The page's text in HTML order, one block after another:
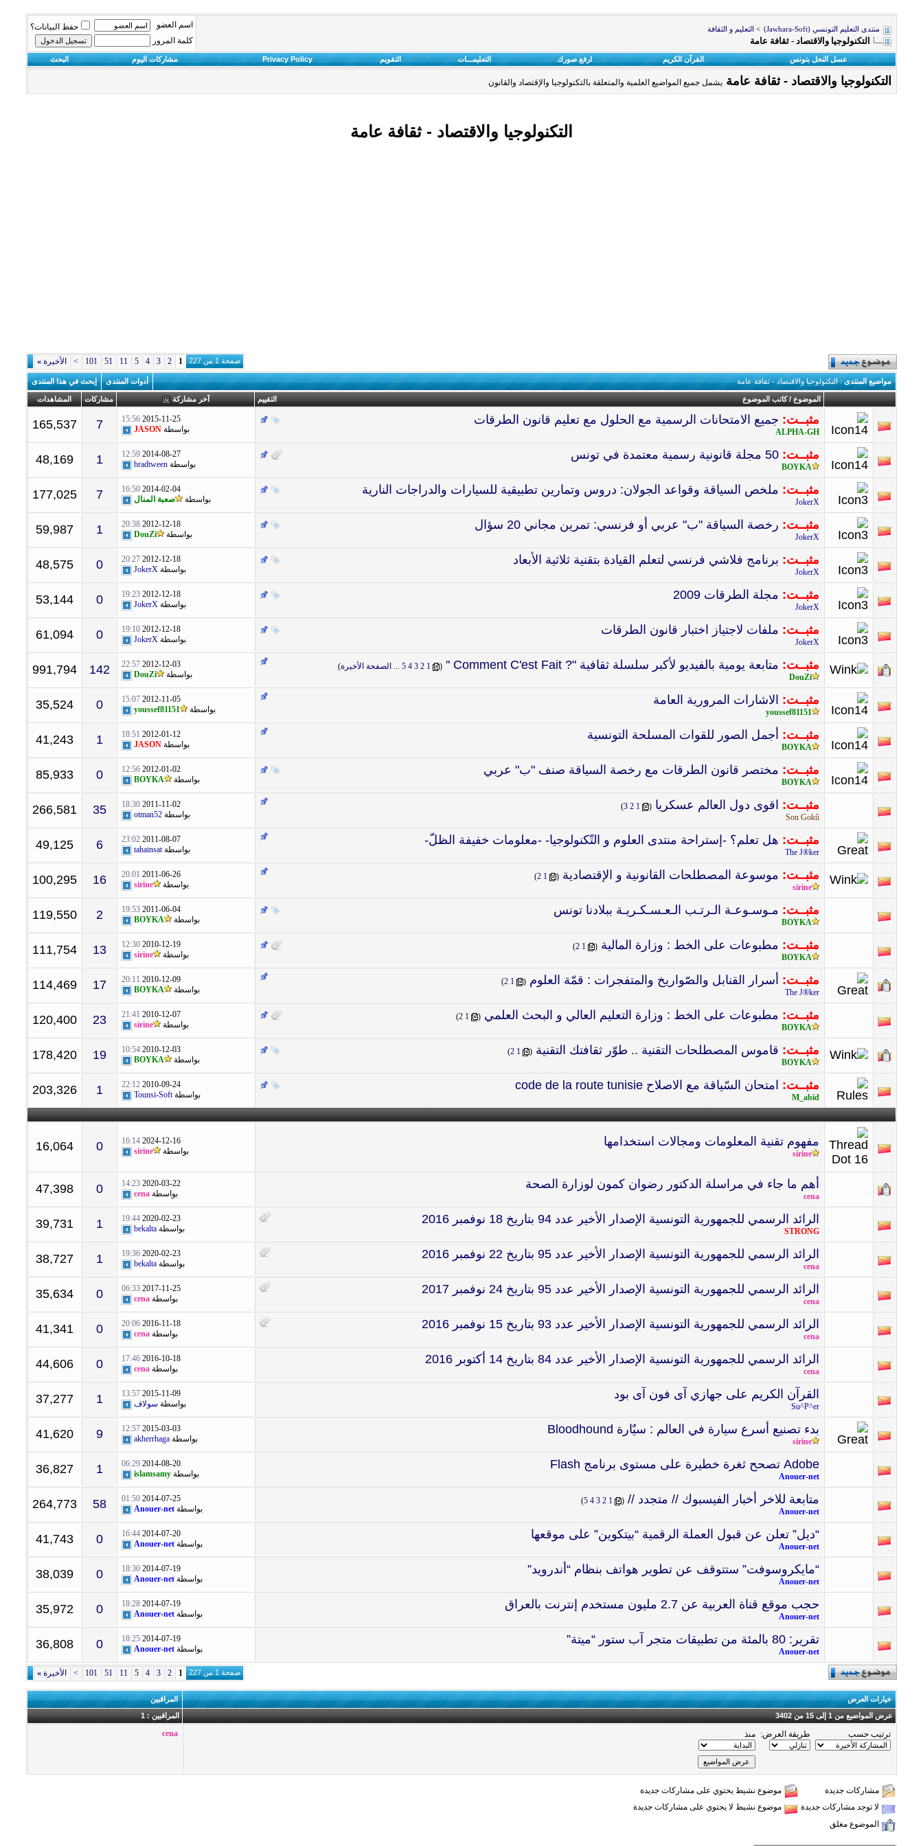
منتدى التعليم التونسي (Jawhara-Soft) > التعليم و الثقافة
التكنولوجيا والاقتصاد - ثقافة عامة
اسم العضو
حفظ البيانات؟
كلمة المرور
عسل النحل بتونس القرآن الكريم ارفع صورك التعليمـــات التقويم Privacy Policy مشاركات اليوم البحث
التكنولوجيا والاقتصاد - ثقافة عامة يشمل جميع المواضيع العلمية والمتعلقة بالتكنولوجيا والإقتصاد والقانون
التكنولوجيا والاقتصاد - ثقافة عامة
صفحة 1 من 227 1
2
3
4
5
11
51
101
> الأخيرة »
مواضيع المنتدى: التكنولوجيا والاقتصاد - ثقافة عامة أدوات المنتدى إبحث في هذا المنتدى
التقييم الموضوع/كاتب الموضوع آخر مشاركة مشاركات المشاهدات
مثبــت: جميع الامتحانات الرسمية مع الحلول مع تعليم قانون الطرقات
ALPHA-GH
2015-11-25
15:56
بواسطة JASON
7
165,537
مثبــت: 50 مجلة قانونية رسمية معتمدة في تونس
BOYKA
2014-08-27
12:59
بواسطة bradtween
1
48,169
مثبــت: ملخص السياقة وقواعد الجولان: دروس وتمارين تطبيقية للسيارات والدراجات النارية
JokerX
2014-02-04
16:50
بواسطة
صعبة المنال 7
177,025
مثبــت: رخصة السياقة "ب" عربي أو فرنسي: تمرين مجاني 20 سؤال
JokerX
2012-12-18
20:38
بواسطة
DouZi
1
59,987
مثبــت: برنامج فلاشي فرنسي لتعلم القيادة بتقنية ثلاثية الأبعاد
JokerX
2012-12-18
20:27
بواسطة JokerX
0
48,575
مثبــت: مجلة الطرقات 2009
JokerX
2012-12-18
19:23
بواسطة JokerX
0
53,144
مثبــت: ملفات لاجتياز اختبار قانون الطرقات
JokerX
2012-12-18
19:10
بواسطة JokerX
0
61,094
مثبــت: متابعة يومية بالفيديو لأكبر سلسلة ثقافية "? Comment C'est Fait " (
1
2
3
4
5
... الصفحة الأخيرة)
DouZi
2012-12-03
22:57
بواسطة
DouZi
142
991,794
مثبــت: الاشارات المرورية العامة
youssef81151
2012-11-05
15:07
بواسطة
youssef81151
0
35,524
مثبــت: أجمل الصور للقوات المسلحة التونسية
BOYKA
2012-01-12
18:51
بواسطة JASON
1
41,243
مثبــت: مختصر قانون الطرقات مع رخصة السياقة صنف "ب" عربي
BOYKA
2012-01-02
12:56
بواسطة
BOYKA
0
85,933
مثبــت: اقوى دول العالم عسكريا (
1
2
3
)
Son Gokû
2011-11-02
18:30
بواسطة otman52
35
266,581
مثبــت: هل تعلم؟ -إستراحة منتدى العلوم و التّكنولوجيا- -معلومات خفيفة الظلّ-
The J®ker
2011-08-07
23:02
بواسطةtahainsat
6
49,125
مثبــت: موسوعة المصطلحات القانونية و الإقتصادية (
1
2
)
sirine
2011-06-26
20:01
بواسطة
sirine
16
100,295
مثبــت: مـوسـوعـة الـرتـب الـعـسـكـريـة ببلادنا تونس
BOYKA
2011-06-04
19:53
بواسطة
BOYKA
2
119,550
مثبــت: مطبوعات على الخط : وزارة المالية (
1
2
)
BOYKA
2010-12-19
12:30
بواسطة
sirine
13
111,754
مثبــت: أسرار القنابل والصّواريخ والمتفجرات : قمّة العلوم (
1
2
)
The J®ker
2010-12-09
20:11
بواسطة
BOYKA
17
114,469
مثبــت: مطبوعات على الخط : وزارة التعليم العالي و البحث العلمي (
1
2
)
BOYKA
2010-12-07
21:41
بواسطة
sirine
23
120,400
مثبــت: قاموس المصطلحات التقنية .. طوّر ثقافتك التقنية (
1
2
)
BOYKA
2010-12-03
10:54
بواسطة
BOYKA
19
178,420
مثبــت: امتحان السّياقة مع الاصلاح code de la route tunisie
M_abid
2010-09-24
22:12
بواسطةTounsi-Soft
1
203,326
مفهوم تقنية المعلومات ومجالات استخدامها
sirine
2024-12-16
16:14
بواسطة
sirine
0
16,064
أهم ما جاء في مراسلة الدكتور رضوان كمون لوزارة الصحة
cena
2020-03-22
14:23
بواسطة cena
0
47,398
الرائد الرسمي للجمهورية التونسية الإصدار الأخير عدد 94 بتاريخ 18 نوفمبر 2016
STRONG
2020-02-23
19:44
بواسطة bekalta
1
39,731
الرائد الرسمي للجمهورية التونسية الإصدار الأخير عدد 95 بتاريخ 22 نوفمبر 2016
cena
2020-02-23
19:36
بواسطة bekalta
1
38,727
الرائد الرسمي للجمهورية التونسية الإصدار الأخير عدد 95 بتاريخ 24 نوفمبر 2017
cena
2017-11-25
06:33
بواسطة cena
0
35,634
الرائد الرسمي للجمهورية التونسية الإصدار الأخير عدد 93 بتاريخ 15 نوفمبر 2016
cena
2016-11-18
20:06
بواسطة cena
0
41,341
الرائد الرسمي للجمهورية التونسية الإصدار الأخير عدد 84 بتاريخ 14 أكتوبر 2016
cena
2016-10-18
17:46
بواسطة cena
0
44,606
القرآن الكريم على جهازي آى فون آى بود
Su^P^er
2015-11-09
13:57
بواسطة سولاف 1
37,277
بدء تصنيع أسرع سيارة في العالم : سيٌارة Bloodhound
sirine
2015-03-03
12:57
بواسطة akherrhaga
9
41,620
Adobe تصحح ثغرة خطيرة على مستوى برنامج Flash
Anouer-net
2014-08-20
06:29
بواسطة islamsamy
1
36,827
متابعة للاخر أخبار الفيسبوك // متجدد // (
1
2
3
4
5
)
Anouer-net
2014-07-25
01:50
بواسطة Anouer-net
58
264,773
“ديل” تعلن عن قبول العملة الرقمية “بيتكوين” على موقعها
Anouer-net
2014-07-20
16:44
بواسطة Anouer-net
0
41,743
“مايكروسوفت” ستتوقف عن تطوير هواتف بنظام “أندرويد”
Anouer-net
2014-07-19
18:30
بواسطة Anouer-net
0
38,039
حجب موقع قناة العربية عن 2.7 مليون مستخدم إنترنت بالعراق
Anouer-net
2014-07-19
18:28
بواسطة Anouer-net
0
35,972
تقرير: 80 بالمئة من تطبيقات متجر آب ستور “ميتة”
Anouer-net
2014-07-19
18:25
بواسطة Anouer-net
0
36,808
صفحة 1 من 227 1
2
3
4
5
11
51
101
> الأخيرة »
خيارات العرض المراقبين
عرض المواضيع من 1 إلى 15 من 3402 المراقبين : 1
ترتيب حسب طريقة العرض: منذ cena
مشاركات جديدة
موضوع نشيط يحتوي على مشاركات جديدة
لا توجد مشاركات جديدة
موضوع نشيط لا يحتوي على مشاركات جديدة
الموضوع مغلق